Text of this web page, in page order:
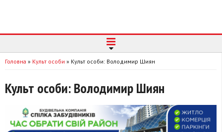
Головна » Культ особи » Культ особи: Володимир Шиян
Культ особи: Володимир Шиян